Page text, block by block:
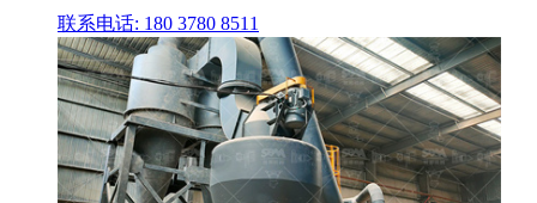
联系电话: 180 3780 8511